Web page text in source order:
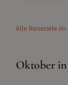
Alle Reiseziele im
Oktoberin